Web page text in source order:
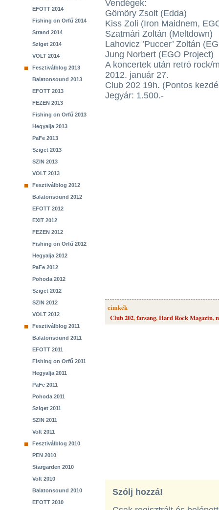
EFOTT 2014
Fishing on Orfű 2014
Strand 2014
Sziget 2014
VOLT 2014
Fesztiválblog 2013
Balatonsound 2013
EFOTT 2013
FEZEN 2013
Fishing on Orfű 2013
Hegyalja 2013
PaFe 2013
Sziget 2013
SZIN 2013
VOLT 2013
Fesztiválblog 2012
Balatonsound 2012
EFOTT 2012
EXIT 2012
FEZEN 2012
Fishing on Orfű 2012
Hegyalja 2012
PaFe 2012
Pohoda 2012
Sziget 2012
SZIN 2012
VOLT 2012
Fesztiválblog 2011
Balatonsound 2011
EFOTT 2011
Fishing on Orfű 2011
Hegyalja 2011
PaFe 2011
Pohoda 2011
Sziget 2011
SZIN 2011
Volt 2011
Fesztiválblog 2010
PEN 2010
Stargarden 2010
Volt 2010
Balatonsound 2010
EFOTT 2010
Vendégek:
Gömöry Zsolt (Edda)
Kiss Zoli (Iron Maidnem,
Szatmári Zoltán (Meltdown)
Lahovicz ’Puccer’ Zoltán
Jung Norbert (EGO Project)
A koncertek után retró rock/
2012. január 27.
Club 202 19h. (Pontos
Jegyár: 1.500.-
cimkék
Club 202,farsang,Hard Rock Magazin,
Szólj hozzá!